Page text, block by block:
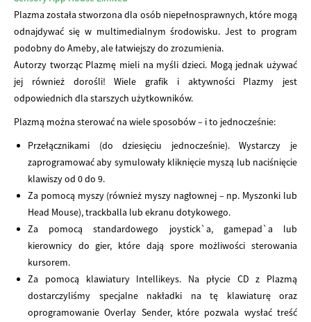
Plazma została stworzona dla osób niepełnosprawnych, które mogą
odnajdywać się w multimedialnym środowisku. Jest to program
podobny do Ameby, ale łatwiejszy do zrozumienia.
Autorzy tworząc Plazmę mieli na myśli dzieci. Mogą jednak używać
jej również dorośli! Wiele grafik i aktywności Plazmy jest
odpowiednich dla starszych użytkowników.
Plazmą można sterować na wiele sposobów – i to jednocześnie:
Przełącznikami (do dziesięciu jednocześnie). Wystarczy je
zaprogramować aby symulowały kliknięcie myszą lub naciśnięcie
klawiszy od 0 do 9.
Za pomocą myszy (również myszy nagłownej – np. Myszonki lub
Head Mouse), trackballa lub ekranu dotykowego.
Za pomocą standardowego joystick`a, gamepad`a lub
kierownicy do gier, które dają spore możliwości sterowania
kursorem.
Za pomocą klawiatury Intellikeys. Na płycie CD z Plazmą
dostarczyliśmy specjalne nakładki na tę klawiaturę oraz
oprogramowanie Overlay Sender, które pozwala wysłać treść